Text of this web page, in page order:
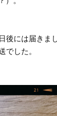
後には届きまし
した。